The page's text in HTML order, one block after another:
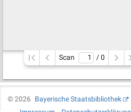
Scan / 0
©2026
Bayerische Staatsbibliothek